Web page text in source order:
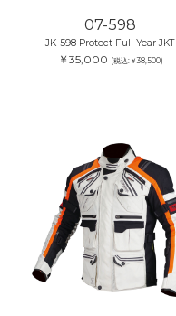
07-598
JK-598 Protect Full Year JKT
￥35,000 (税込:￥38,500)